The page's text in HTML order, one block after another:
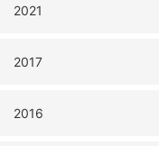
2021
2017
2016